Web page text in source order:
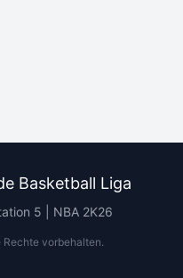
Basketball Liga
5 | NBA 2K26
Rechte vorbehalten.